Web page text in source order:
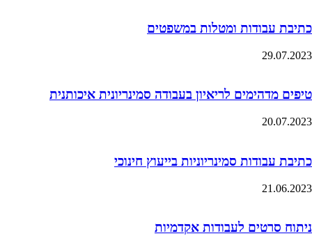
כתיבת עבודות ומטלות במשפטים
29.07.2023
טיפים מדהימים לריאיון בעבודה סמינריונית איכותנית
20.07.2023
כתיבת עבודות סמינריוניות בייעוץ חינוכי
21.06.2023
ניתוח סרטים לעבודות אקדמיות